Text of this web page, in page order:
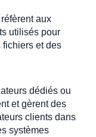
aux
utilisés pour
fichiers et des
dédiés ou
et gèrent des
clients dans
systèmes